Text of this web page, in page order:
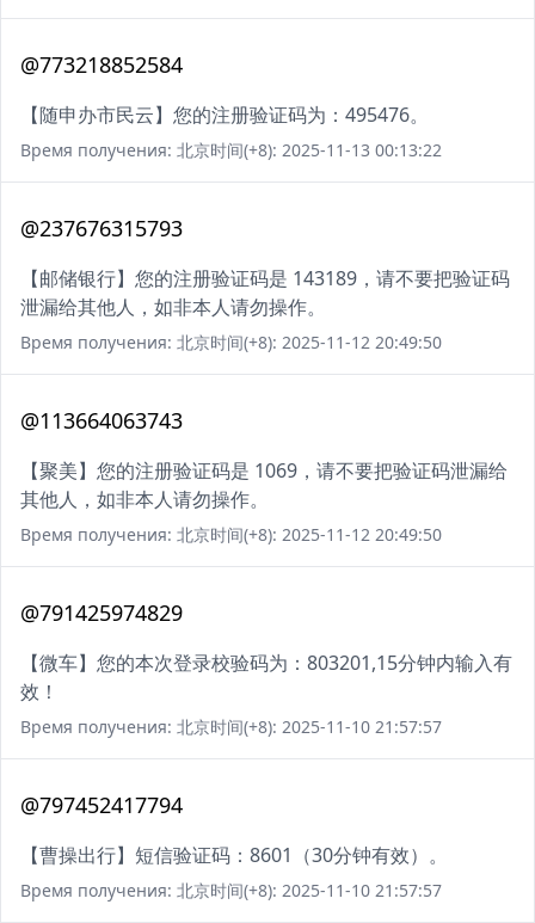
@773218852584
【随申办市民云】您的注册验证码为：495476。
Время получения: 北京时间(+8): 2025-11-13 00:13:22
@237676315793
【邮储银行】您的注册验证码是 143189，请不要把验证码
泄漏给其他人，如非本人请勿操作。
Время получения: 北京时间(+8): 2025-11-12 20:49:50
@113664063743
【聚美】您的注册验证码是 1069，请不要把验证码泄漏给
其他人，如非本人请勿操作。
Время получения: 北京时间(+8): 2025-11-12 20:49:50
@791425974829
【微车】您的本次登录校验码为：803201,15分钟内输入有
效！
Время получения: 北京时间(+8): 2025-11-10 21:57:57
@797452417794
【曹操出行】短信验证码：8601（30分钟有效）。
Время получения: 北京时间(+8): 2025-11-10 21:57:57